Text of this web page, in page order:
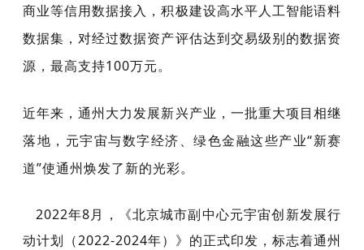
商业等信用数据接入，积极建设高水平人工智能语料
数据集，对经过数据资产评估达到交易级别的数据资
源， 最高支持100万元。
近年来，通州大力发展新兴产业，一批重大项目相继
落地，元宇宙与数字经济、绿色金融这些产业“新赛
道”使通州焕发了新的光彩。
2022年8月，《北京城市副中心元宇宙创新发展行
动计划（2022-2024年）》的正式印发，标志着通州